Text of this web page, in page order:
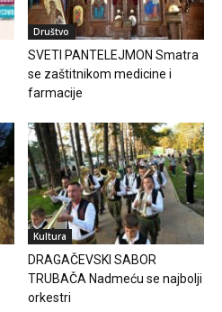
Društvo
SVETI PANTELEJMON Smatra
se zaštitnikom medicine i
farmacije
Kultura
DRAGAČEVSKI SABOR
TRUBAČA Nadmeću se najbolji
orkestri